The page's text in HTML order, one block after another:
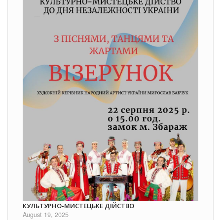
КУЛЬТУРНО-МИСТЕЦЬКЕ ДІЙСТВО
August 19, 2025